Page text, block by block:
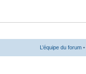
L’équipe du forum •